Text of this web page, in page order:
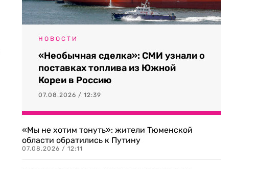
НОВОСТИ
«Необычная сделка»: СМИ узнали о
поставках топлива из Южной
Кореи в Россию
07.08.2026 / 12:39
«Мы не хотим тонуть»: жители Тюменской
области обратились к Путину
07.08.2026 / 12:11